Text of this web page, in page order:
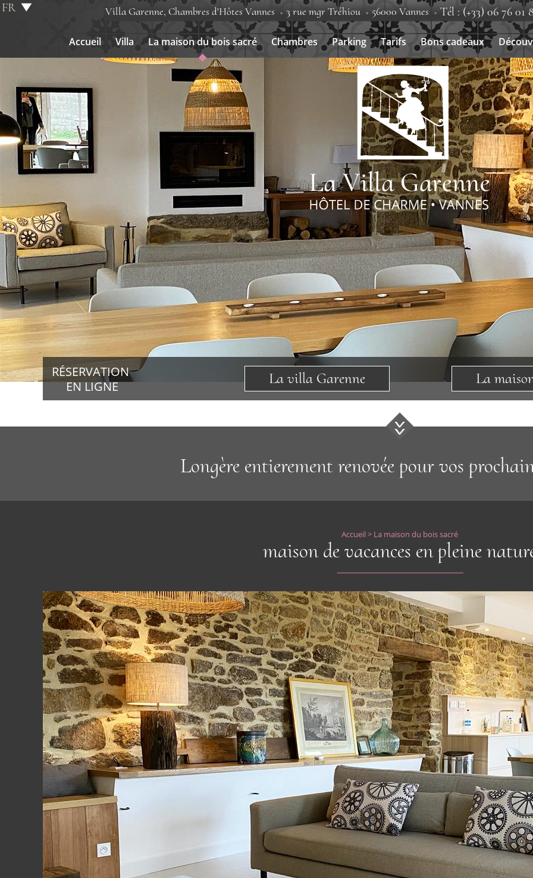
Accueil
Villa
La maison du bois sacré
Parking
Tarifs
Bons cadeaux
Découvrir
Actualités
Accès
Contact
FR
Villa Garenne, Chambres d'Hôtes Vannes 3 rue mgr Tréhiou 56000 Vannes Tél : (+33) 06 76 01
Accueil Villa La maison du bois sacré Chambres Parking Tarifs Bons cadeaux
RÉSERVATION
EN LIGNE
La villa Garenne La
Longère entierement renovée pour vos
Accueil> La maison du bois sacré
maison de vacances en pleine